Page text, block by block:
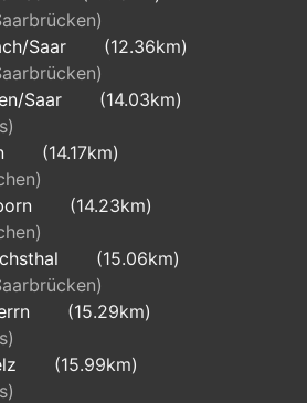
Saar
(12.36km)
Saar
(14.03km)
(14.17km)
(14.23km)
(15.06km)
(15.29km)
(15.99km)